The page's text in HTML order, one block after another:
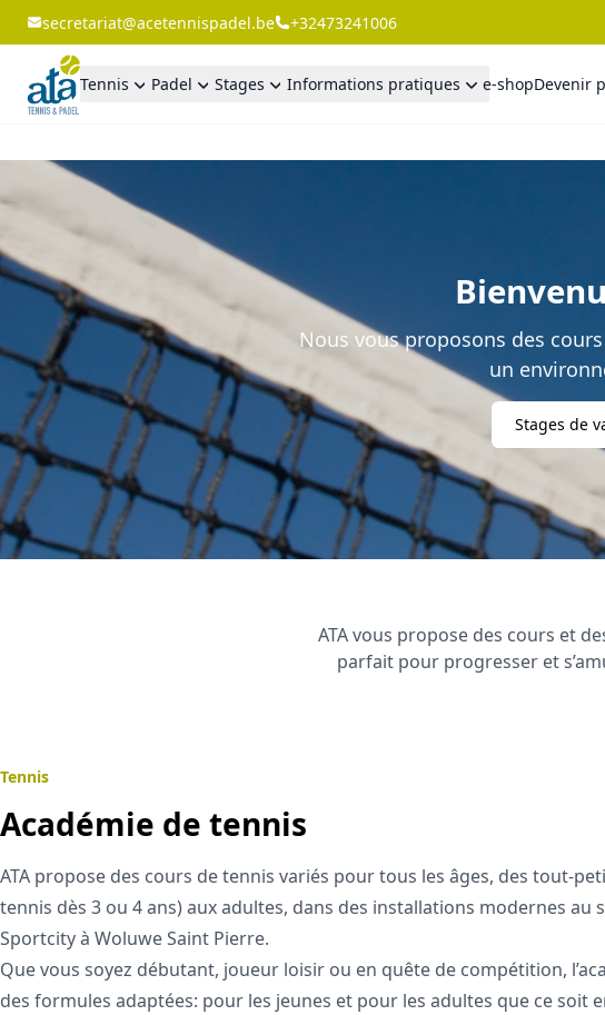
secretariat@acetennispadel.be +32473241006
Tennis Padel Stages Informations pratiques e-shopDevenir
Nous vous proposons des
un
Stages de
ATA vous propose des cours et
parfait pour progresser et
Tennis
Académie de tennis
ATA propose des cours de tennis variés pour tous les âges, des tout-
tennis dès 3 ou 4 ans) aux adultes, dans des installations modernes au
Sportcity à Woluwe Saint Pierre.
Que vous soyez débutant, joueur loisir ou en quête de compétition,
des formules adaptées: pour les jeunes et pour les adultes que ce soit